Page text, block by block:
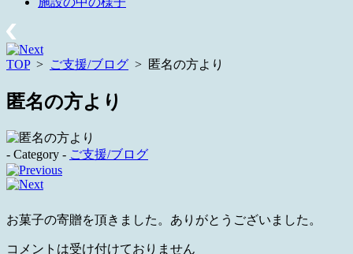
TOP> ご支援/ブログ > 匿名の方より
匿名の方より
- Category - ご支援/ブログ
お菓子の寄贈を頂きました。ありがとうございました。
コメントは受け付けておりません